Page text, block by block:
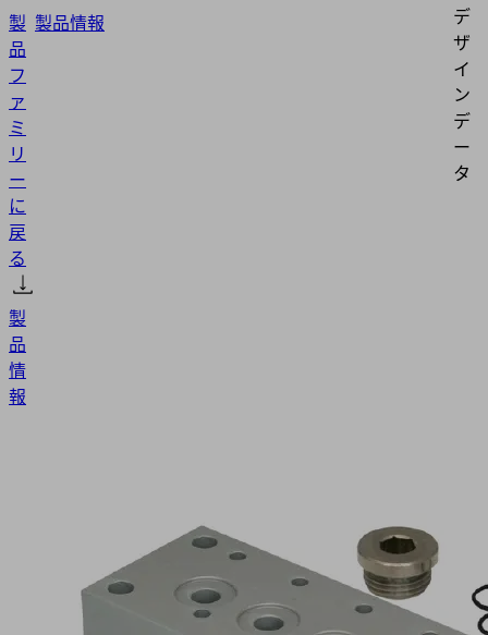
製
品
フ
ァ
ミ
リ
ー
に
戻
る
製
品
情
報
15..20/SCP
製品情報
デ
ザ
イ
ン
デ
ー
タ